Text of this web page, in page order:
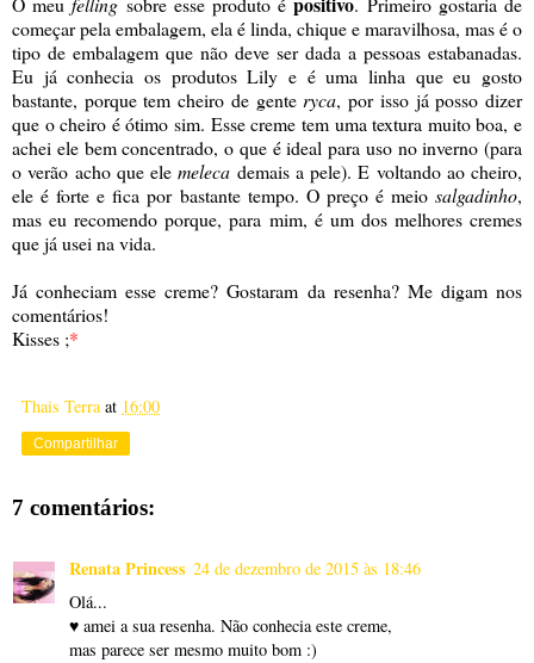
começar pela embalagem, ela é linda, chique e maravilhosa, mas é o
tipo de embalagem que não deve ser dada a pessoas estabanadas.
Eu já conhecia os produtos Lily e é uma linha que eu gosto
bastante, porque tem cheiro de genteryca, por isso já posso dizer
que o cheiro é ótimo sim. Esse creme tem uma textura muito boa, e
achei ele bem concentrado, o que é ideal para uso no inverno (para
o verão acho que elemeleca demais a pele). E voltando ao cheiro,
ele é forte e fica por bastante tempo. O preço é meio salgadinho,
mas eu recomendo porque, para mim, é um dos melhores cremes
que já usei na vida.
Já conheciam esse creme? Gostaram da resenha? Me digam nos
comentários!
Kisses ;*
Thais Terra at 16:00
Compartilhar
7 comentários:
Renata Princess 24 de dezembro de 2015 às 18:46
Olá...
♥ amei a sua resenha. Não conhecia este creme,
mas parece ser mesmo muito bom :)